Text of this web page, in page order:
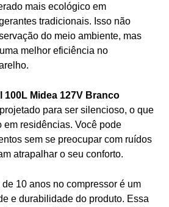
mais ecológico em
tradicionais. Isso não
do meio ambiente, mas
melhor eficiência no
100L Midea 127V Branco
para ser silencioso, o que
em residências. Você pode
sem se preocupar com ruídos
atrapalhar o seu conforto.
10 anos no compressor é um
e durabilidade do produto. Essa